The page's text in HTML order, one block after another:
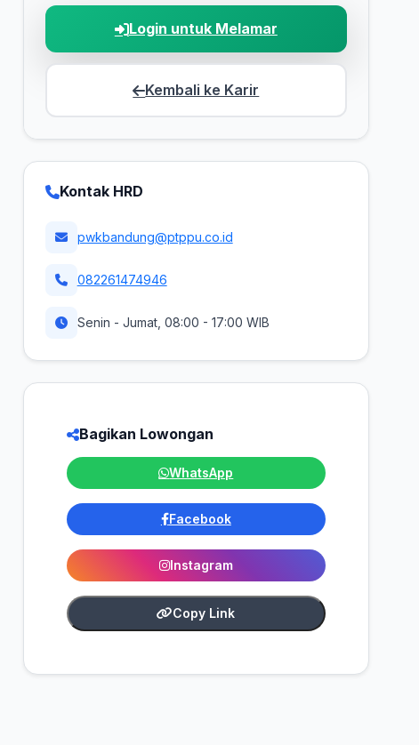
Login untuk Melamar
Kembali ke Karir
Kontak HRD
pwkbandung@ptppu.co.id
082261474946
Senin - Jumat, 08:00 - 17:00 WIB
Bagikan Lowongan
WhatsApp
Facebook
Instagram
Copy Link